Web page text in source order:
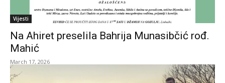
Vijesti
Na Ahiret preselila Bahrija Munasibčić rođ.
Mahić
March 17, 2026